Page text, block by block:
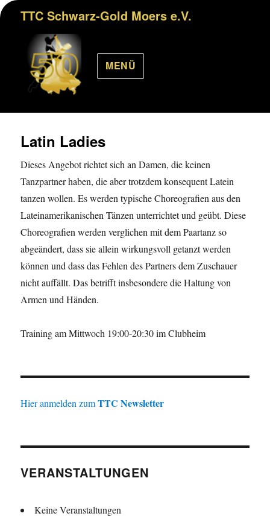
TTC Schwarz-Gold Moers e.V.
MENÜ
Latin Ladies
Dieses Angebot richtet sich an Damen, die keinen
Tanzpartner haben, die aber trotzdem konsequent Latein
tanzen wollen. Es werden typische Choreografien aus den
Lateinamerikanischen Tänzen unterrichtet und geübt. Diese
Choreografien werden verglichen mit dem Paartanz so
abgeändert, dass sie allein wirkungsvoll getanzt werden
können und dass das Fehlen des Partners dem Zuschauer
nicht auffällt. Das betrifft insbesondere die Haltung von
Armen und Händen.
Training am Mittwoch 19:00-20:30 im Clubheim
Hier anmelden zumTTC Newsletter
VERANSTALTUNGEN
Keine Veranstaltungen